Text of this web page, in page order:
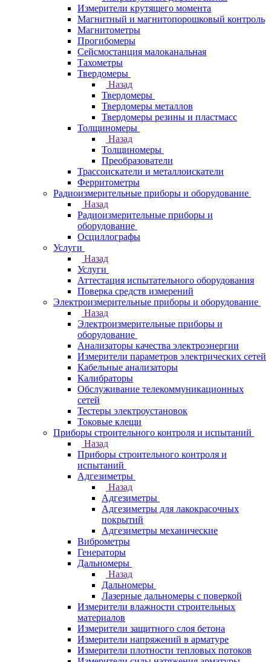
Измерители крутящего момента
Магнитный и магнитопорошковый контроль
Магнитометры
Прогибомеры
Сейсмостанция малоканальная
Тахометры
Твердомеры
Назад
Твердомеры
Твердомеры металлов
Твердомеры резины и пластмасс
Толщиномеры
Назад
Толщиномеры
Преобразователи
Трассоискатели и металлоискатели
Ферритометры
Радиоизмерительные приборы и оборудование
Назад
Радиоизмерительные приборы и
оборудование
Осциллографы
Услуги
Назад
Услуги
Аттестация испытательного оборудования
Поверка средств измерений
Электроизмерительные приборы и оборудование
Назад
Электроизмерительные приборы и
оборудование
Анализаторы качества электроэнергии
Измерители параметров электрических сетей
Кабельные анализаторы
Калибраторы
Обслуживание телекоммуникационных
сетей
Тестеры электроустановок
Токовые клещи
Приборы строительного контроля и испытаний
Назад
Приборы строительного контроля и
испытаний
Адгезиметры
Назад
Адгезиметры
Адгезиметры для лакокрасочных
покрытий
Адгезиметры механические
Виброметры
Генераторы
Дальномеры
Назад
Дальномеры
Лазерные дальномеры с поверкой
Измерители влажности строительных
материалов
Измерители защитного слоя бетона
Измерители напряжений в арматуре
Измерители плотности тепловых потоков